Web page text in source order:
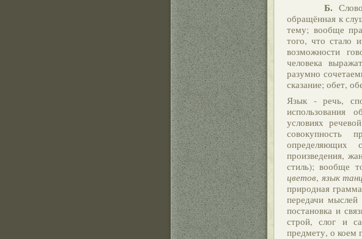
Б.
обращённая к
тему; вообще
того, что стало
возможности
человека
разумно
сказание; обет,
Язык - речь,
использования
условиях
совокупность
определяющих
произведения,
стиль); вообще
цветов, язык
природная
передачи мыслей
постановка и
строй, слог и
предмету, о коем